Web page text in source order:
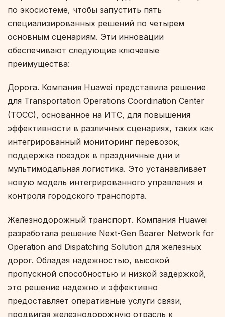
по экосистеме, чтобы запустить пять
специализированных решений по четырем
основным сценариям. Эти инновации
обеспечивают следующие ключевые
преимущества:
Дорога. Компания Huawei представила решение
для Transportation Operations Coordination Center
(TOCC), основанное на ИТС, для повышения
эффективности в различных сценариях, таких как
интегрированный мониторинг перевозок,
поддержка поездок в праздничные дни и
мультимодальная логистика. Это устанавливает
новую модель интегрированного управления и
контроля городского транспорта.
Железнодорожный транспорт. Компания Huawei
разработала решение Next-Gen Bearer Network for
Operation and Dispatching Solution для железных
дорог. Обладая надежностью, высокой
пропускной способностью и низкой задержкой,
это решение надежно и эффективно
предоставляет оперативные услуги связи,
продвигая железнодорожную отрасль к